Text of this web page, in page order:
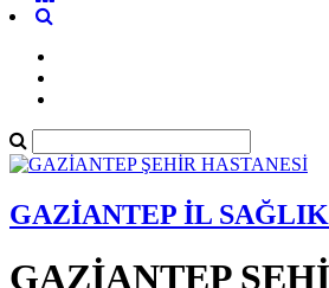
GAZİANTEP İL
GAZİANTEP